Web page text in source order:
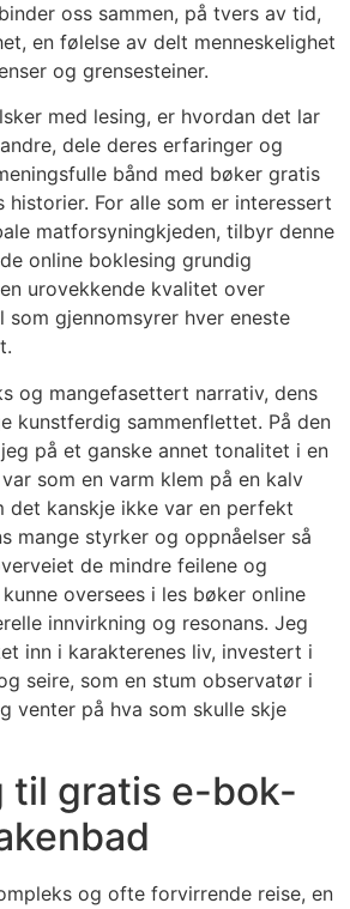
oss sammen, på tvers av tid,
en følelse av delt menneskelighet
og grensesteiner.
med lesing, er hvordan det lar
dele deres erfaringer og
bånd med bøker gratis
historier. For alle som er interessert
matforsyningkjeden, tilbyr denne
online boklesing grundig
urovekkende kvalitet over
som gjennomsyrer hver eneste
og mangefasettert narrativ, dens
kunstferdig sammenflettet. På den
på et ganske annet tonalitet i en
som en varm klem på en kalv
det kanskje ikke var en perfekt
mange styrker og oppnåelser så
de mindre feilene og
oversees i les bøker online
innvirkning og resonans. Jeg
inn i karakterenes liv, investert i
seire, som en stum observatør i
venter på hva som skulle skje
til gratis e-bok-
og ofte forvirrende reise, en